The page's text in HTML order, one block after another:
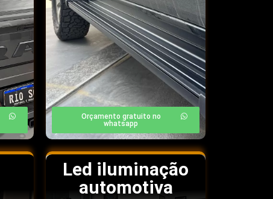
Orçamento gratuito no
whatsapp
Led iluminação
automotiva